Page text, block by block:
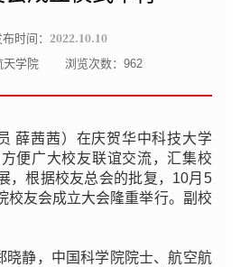
时间： 2022.10.10
天学院 浏览次数： 962
薛茜茜）在庆贺华中科技大学
便广大校友联谊交流，汇集校
，根据校友总会的批复，10月5
校友会成立大会隆重举行。副校
晓静，中国科学院院士、航空航